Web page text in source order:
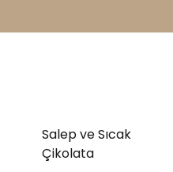
Salep ve Sıcak
Çikolata